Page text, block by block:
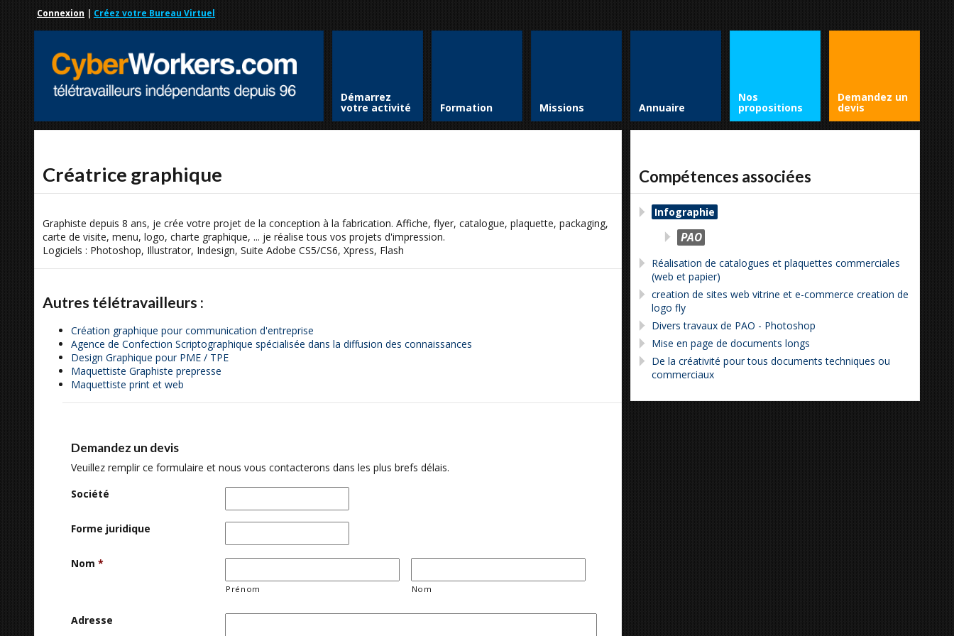
Connexion | Créez votre Bureau Virtuel
Démarrez
votre activité Formation Missions Annuaire
Nos
propositions
Demandez un
devis
Créatrice graphique
Graphiste depuis 8 ans, je crée votre projet de la conception à la fabrication. Affiche, flyer, catalogue, plaquette, packaging,
carte de visite, menu, logo, charte graphique, ... je réalise tous vos projets d'impression.
Logiciels : Photoshop, Illustrator, Indesign, Suite Adobe CS5/CS6, Xpress, Flash
Autres télétravailleurs :
Création graphique pour communication d'entreprise
Agence de Confection Scriptographique spécialisée dans la diffusion des connaissances
Design Graphique pour PME / TPE
Maquettiste Graphiste prepresse
Maquettiste print et web
Demandez un devis
Veuillez remplir ce formulaire et nous vous contacterons dans les plus brefs délais.
Société
Forme juridique
Nom *
Prénom Nom
Adresse
Compétences associées
Infographie
PAO
Réalisation de catalogues et plaquettes commerciales
(web et papier)
creation de sites web vitrine et e-commerce creation de
logo fly
Divers travaux de PAO - Photoshop
Mise en page de documents longs
De la créativité pour tous documents techniques ou
commerciaux